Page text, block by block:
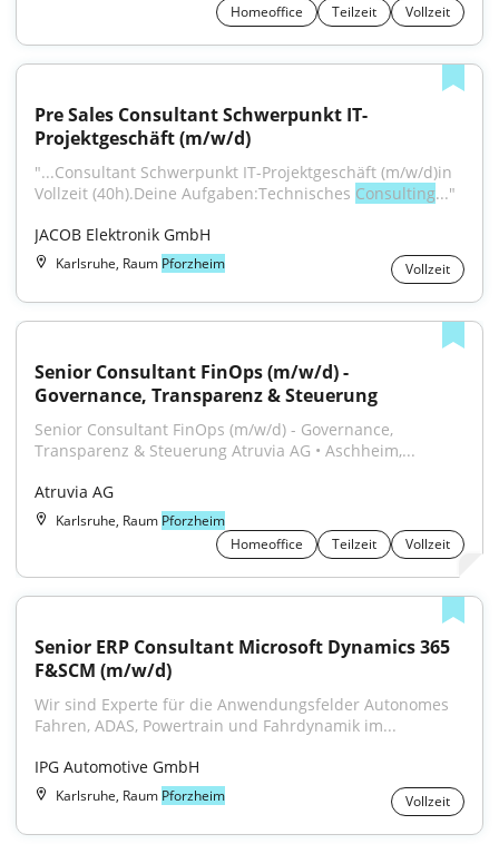
Homeoffice
Teilzeit Vollzeit
Pre Sales Consultant Schwerpunkt IT-
Projektgeschäft (m/w/d)
"...Consultant Schwerpunkt IT-Projektgeschäft (m/w/d)in
Vollzeit (40h).Deine Aufgaben:Technisches Consulting..."
JACOB Elektronik GmbH
Karlsruhe, Raum Pforzheim Vollzeit
Senior Consultant FinOps (m/w/d) -
Governance, Transparenz & Steuerung
Senior Consultant FinOps (m/w/d) - Governance,
Transparenz & Steuerung Atruvia AG • Aschheim,...
Atruvia AG
Karlsruhe, Raum Pforzheim
Homeoffice
Teilzeit Vollzeit
Senior ERP Consultant Microsoft Dynamics 365
F&SCM (m/w/d)
Wir sind Experte für die Anwendungsfelder Autonomes
Fahren, ADAS, Powertrain und Fahrdynamik im...
IPG Automotive GmbH
Karlsruhe, Raum Pforzheim Vollzeit